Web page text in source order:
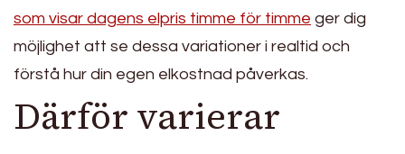
som visar dagens elpris timme för timme ger dig
möjlighet att se dessa variationer i realtid och
förstå hur din egen elkostnad påverkas.
Därför varierar